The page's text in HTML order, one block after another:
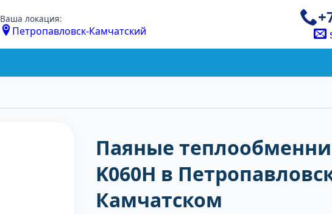
Ваша локация:
Петропавловск-Камчатский
Паяные
K060H в
Камчатском